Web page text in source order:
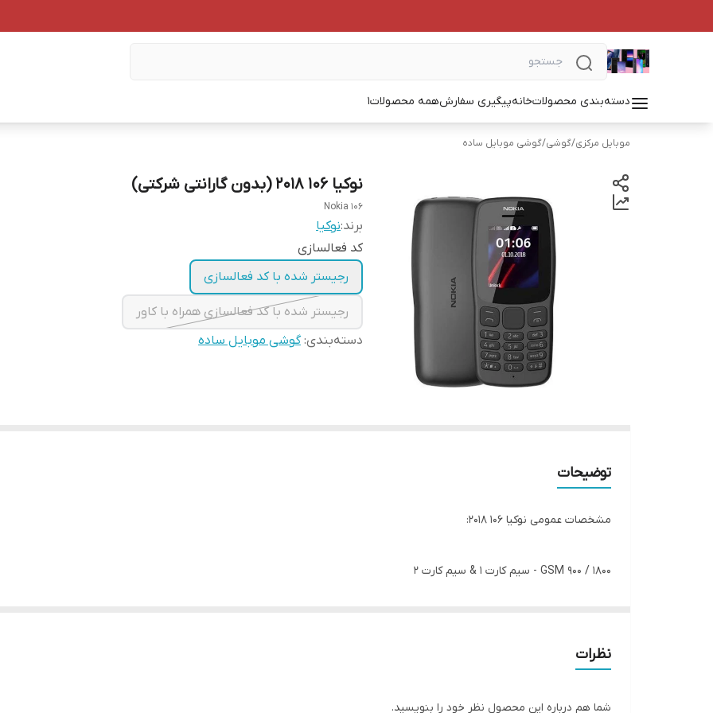
دسته‌بندی محصولاتخانهپیگیری سفارشهمه محصولات1
موبایل مرکزی/گوشی/گوشی موبایل ساده
نوکیا ۱۰۶ ۲۰۱۸ (بدون گارانتی شرکتی)
Nokia 106
برند:نوکیا
کد فعالسازی
رجیستر شده با کد فعالسازی
رجیستر شده با کد فعالسازی همراه با کاور
دسته‌بندی:گوشی موبایل ساده
توضیحات
مشخصات عمومی نوکیا 106 2018:
GSM 900 / 1800 - سیم کارت 1 & سیم کارت 2
تاریخ معرفی
2018, نوامبر
نظرات
شما هم درباره این محصول نظر خود را بنویسید.